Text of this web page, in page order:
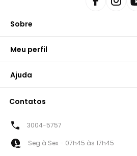
Sobre
Meu perfil
Ajuda
Contatos
3004-5757
Seg à Sex - 07h45 às 17h45